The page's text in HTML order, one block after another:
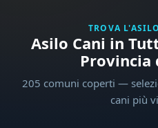
TROVA
Asilo Cani in
Provincia
205 comuni coperti —
cani più